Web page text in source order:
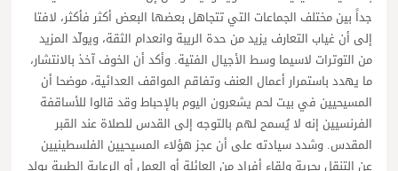
جداً بين مختلف الجماعات التي تتجاهل بعضها البعض أكثر فأكثر، لافتا
إلى أن غياب التعارف يزيد من حدة الريبة وانعدام الثقة، ويولّد المزيد
من التوترات لاسيما وسط الأجيال الفتية. وأكد أن الخوف آخذ بالانتشار،
ما يهدد باستمرار أعمال العنف وتفاقم المواقف العدائية، موضحا أن
المسيحيين في بيت لحم يشعرون اليوم بالإحباط وقد قالوا للأساقفة
الفرنسيين إنه لا يُسمح لهم بالتوجه إلى القدس للصلاة عند القبر
المقدس. وشدد سيادته على أن عجز هؤلاء المسيحيين الفلسطينيين
عن التنقل بحرية ولقاء أفراد من العائلة أو العمل أو الرعاية الطبية يولد